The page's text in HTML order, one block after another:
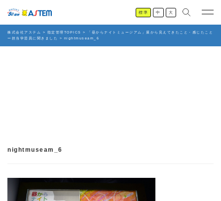
標準 中 大
株式会社アステム > 指定管理TOPICS >
「昼からナイトミュージアム」展から見えてきたこと・感じたこと
ー担当学芸員に聞きました
> nightmuseam_6
nightmuseam_6